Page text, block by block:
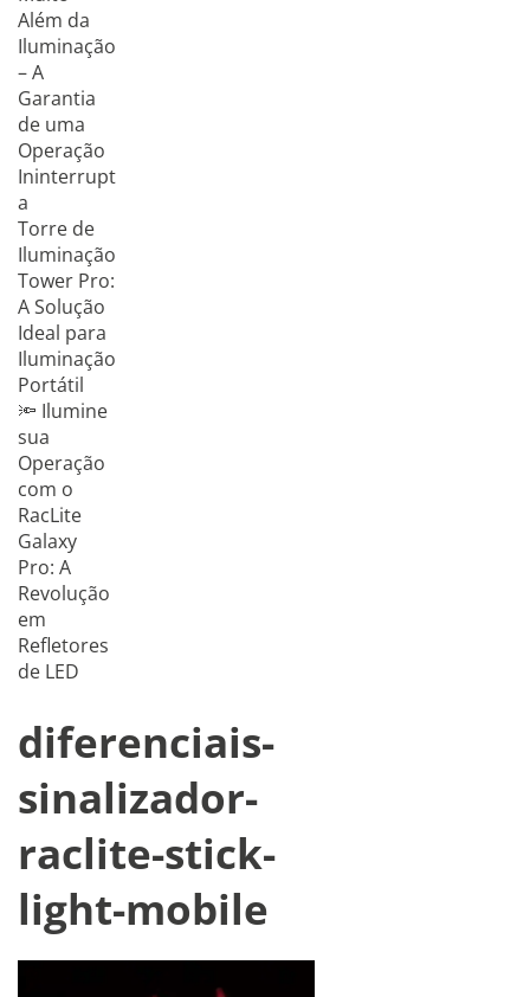
Além da
Iluminação
– A
Garantia
de uma
Operação
Ininterrupt
a
Torre de
Iluminação
Tower Pro:
A Solução
Ideal para
Iluminação
Portátil
🔦 Ilumine
sua
Operação
com o
RacLite
Galaxy
Pro: A
Revolução
em
Refletores
de LED
diferenciais-
sinalizador-
raclite-stick-
light-mobile